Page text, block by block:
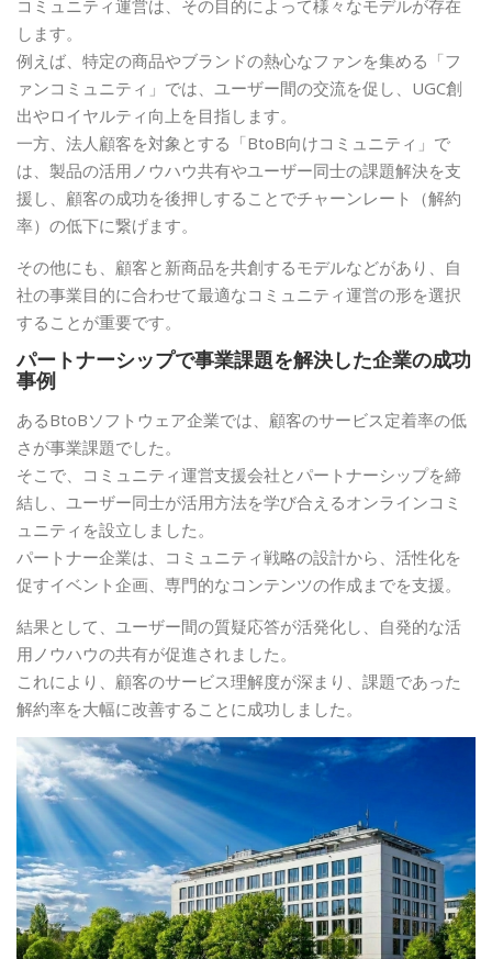
コミュニティ運営は、その目的によって様々なモデルが存在
します。
例えば、特定の商品やブランドの熱心なファンを集める「フ
ァンコミュニティ」では、ユーザー間の交流を促し、UGC創
出やロイヤルティ向上を目指します。
一方、法人顧客を対象とする「BtoB向けコミュニティ」で
は、製品の活用ノウハウ共有やユーザー同士の課題解決を支
援し、顧客の成功を後押しすることでチャーンレート（解約
率）の低下に繋げます。
その他にも、顧客と新商品を共創するモデルなどがあり、自
社の事業目的に合わせて最適なコミュニティ運営の形を選択
することが重要です。
パートナーシップで事業課題を解決した企業の成功
事例
あるBtoBソフトウェア企業では、顧客のサービス定着率の低
さが事業課題でした。
そこで、コミュニティ運営支援会社とパートナーシップを締
結し、ユーザー同士が活用方法を学び合えるオンラインコミ
ュニティを設立しました。
パートナー企業は、コミュニティ戦略の設計から、活性化を
促すイベント企画、専門的なコンテンツの作成までを支援。
結果として、ユーザー間の質疑応答が活発化し、自発的な活
用ノウハウの共有が促進されました。
これにより、顧客のサービス理解度が深まり、課題であった
解約率を大幅に改善することに成功しました。